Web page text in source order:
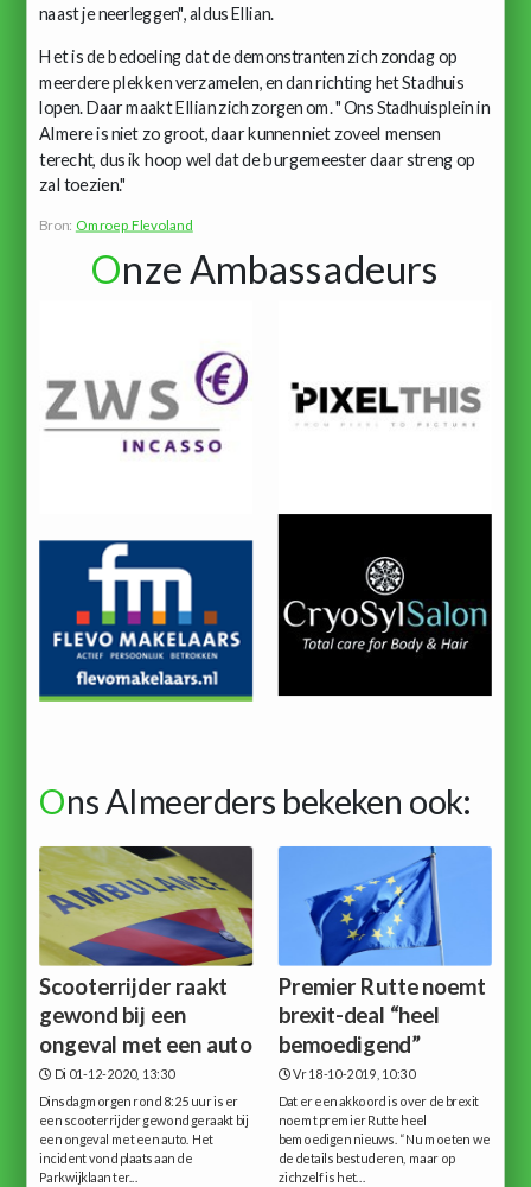
naast je neerleggen", aldus Ellian.
Het is de bedoeling dat de demonstranten zich zondag op
meerdere plekken verzamelen, en dan richting het Stadhuis
lopen. Daar maakt Ellian zich zorgen om. "Ons Stadhuisplein in
Almere is niet zo groot, daar kunnen niet zoveel mensen
terecht, dus ik hoop wel dat de burgemeester daar streng op
zal toezien."
Bron: Omroep Flevoland
Onze Ambassadeurs
Ons Almeerders bekeken ook:
Scooterrijder raakt
gewond bij een
ongeval met een auto
Di 01-12-2020, 13:30
Dinsdagmorgen rond 8:25 uur is er
een scooterrijder gewond geraakt bij
een ongeval met een auto. Het
incident vond plaats aan de
Parkwijklaan ter...
Premier Rutte noemt
brexit-deal “heel
bemoedigend”
Vr 18-10-2019, 10:30
Dat er een akkoord is over de brexit
noemt premier Rutte heel
bemoedigen nieuws. “Nu moeten we
de details bestuderen, maar op
zichzelf is het...